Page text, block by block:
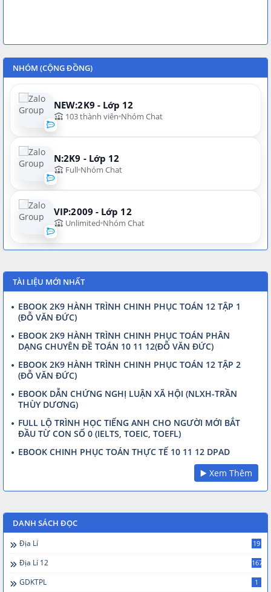
NHÓM (CỘNG ĐỒNG)
NEW:2K9 - Lớp 12
103 thành viên Nhóm Chat
N:2K9 - Lớp 12
Full Nhóm Chat
VIP:2009 - Lớp 12
Unlimited Nhóm Chat
TÀI LIỆU MỚI NHẤT
EBOOK 2K9 HÀNH TRÌNH CHINH PHỤC TOÁN 12 TẬP 1
(ĐỖ VĂN ĐỨC)
EBOOK 2K9 HÀNH TRÌNH CHINH PHỤC TOÁN PHÂN
DẠNG CHUYÊN ĐỀ TOÁN 10 11 12(ĐỖ VĂN ĐỨC)
EBOOK 2K9 HÀNH TRÌNH CHINH PHỤC TOÁN 12 TẬP 2
(ĐỖ VĂN ĐỨC)
EBOOK DẪN CHỨNG NGHỊ LUẬN XÃ HỘI (NLXH-TRẦN
THÙY DƯƠNG)
FULL LỘ TRÌNH HỌC TIẾNG ANH CHO NGƯỜI MỚI BẮT
ĐẦU TỪ CON SỐ 0 (IELTS, TOEIC, TOEFL)
EBOOK CHINH PHỤC TOÁN THỰC TẾ 10 11 12 DPAD
▶️ Xem Thêm
DANH SÁCH ĐỌC
Địa Lí 19
Địa Lí 12 167
GDKTPL 1